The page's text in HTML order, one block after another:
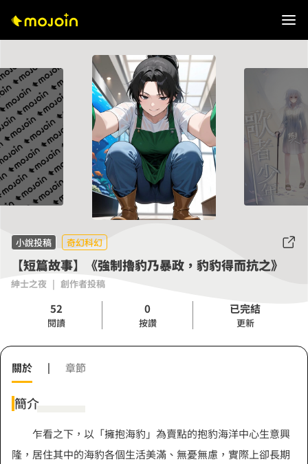
小說投稿 奇幻科幻
【短篇故事】《強制擼豹乃暴政，豹豹得而抗之》
紳士之夜 | 創作者投稿
52
閱讀
0
按讚
已完結
更新
關於 | 章節
簡介
乍看之下，以「擁抱海豹」為賣點的抱豹海洋中心生意興
隆，居住其中的海豹各個生活美滿、無憂無慮，實際上卻長期